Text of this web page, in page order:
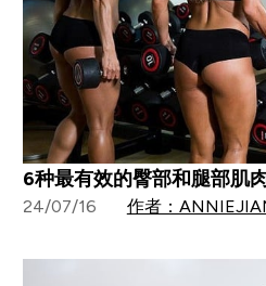
6种最有效的臀部和腿部肌
24/07/16 作者：